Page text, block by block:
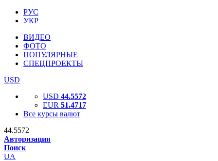
РУС
УКР
ВИДЕО
ФОТО
ПОПУЛЯРНЫЕ
СПЕЦПРОЕКТЫ
USD
USD 44.5572
EUR 51.4717
Все курсы валют
44.5572
Авторизация
Поиск
UA